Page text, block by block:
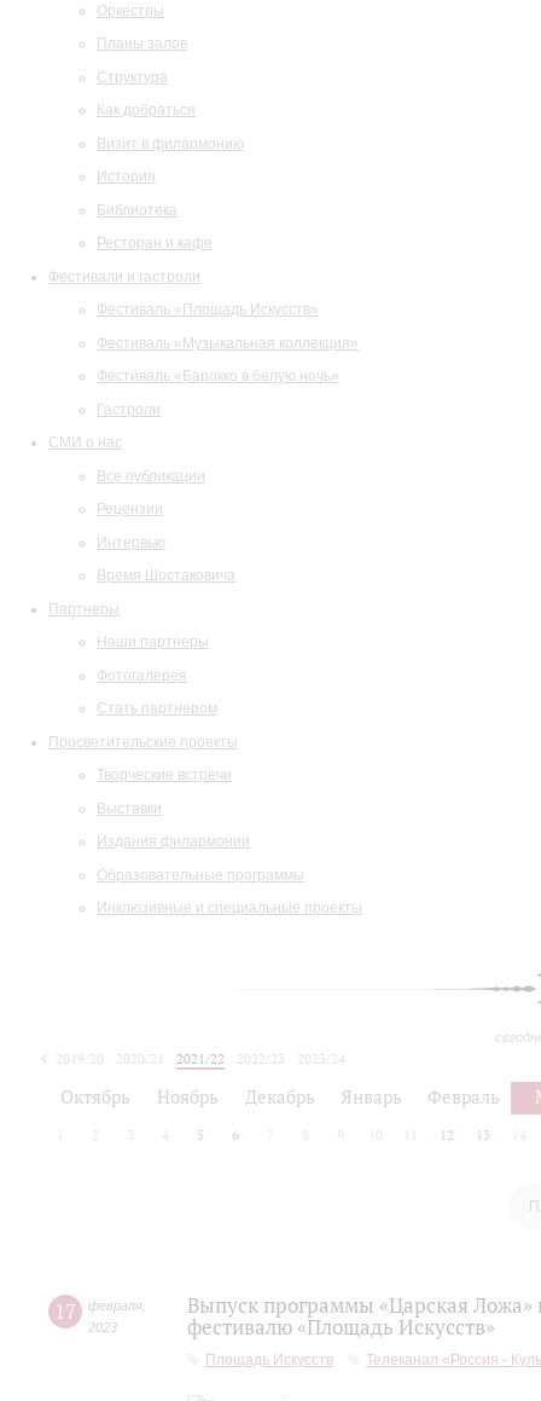
Оркестры
Планы залов
Структура
Как добраться
Визит в филармонию
История
Библиотека
Ресторан и кафе
Фестивали и гастроли
Фестиваль «Площадь Искусств»
Фестиваль «Музыкальная коллекция»
Фестиваль «Барокко в белую ночь»
Гастроли
СМИ о нас
Все публикации
Рецензии
Интервью
Время Шостаковича
Партнеры
Наши партнеры
Фотогалерея
Стать партнером
Просветительские проекты
Творческие встречи
Выставки
Издания филармонии
Образовательные программы
Инклюзивные и специальные проекты
2019/20 2020/21 2021/22 2022/23
2023/24
Октябрь Ноябрь Декабрь Январь Февраль
2 3 4 5 6 7 8 9 10 12 13 14
17 февраля
2023
Выпуск программы «Царская
фестивалю «Площадь Искусств»
Площадь Искусств Телеканал «Россия -